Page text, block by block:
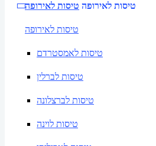
טיסות לאירופה טיסות לאירופה
טיסות לאירופה
טיסות לאמסטרדם
טיסות לברלין
טיסות לברצלונה
טיסות לוינה